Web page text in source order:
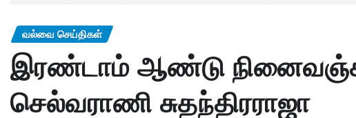
வல்வை செய்திகள்
இரண்டாம் ஆண்டு
செல்வராணி சுதந்திரராஜா